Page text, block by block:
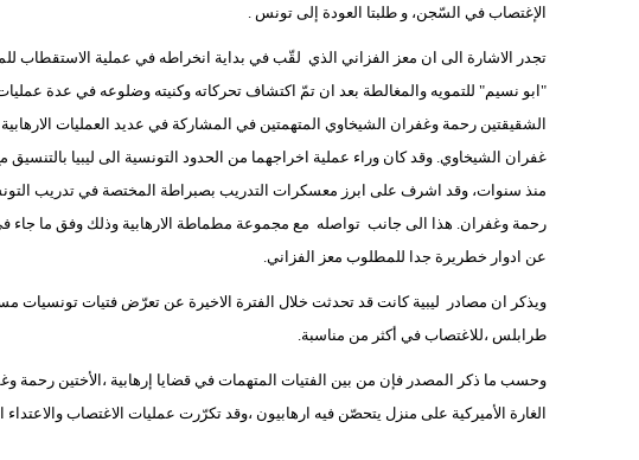
الإغتصاب في السّجن، و طلبتا العودة إلى تونس .
تجدر الاشارة الى ان معز الفزاني الذي لقّب في بداية انخراطه في عملية الاستقطاب
"ابو نسيم" للتمويه والمغالطة بعد ان تمّ اكتشاف تحركاته وكنيته وضلوعه في عدة
الشقيقتين رحمة وغفران الشيخاوي المتهمتين في المشاركة في عديد العمليات
غفران الشيخاوي. وقد كان وراء عملية اخراجهما من الحدود التونسية الى ليبيا بالتنسيق
منذ سنوات، وقد اشرف على ابرز معسكرات التدريب بصبراطة المختصة في تدريب
رحمة وغفران. هذا الى جانب تواصله مع مجموعة مطماطة الارهابية وذلك وفق ما جاء
عن ادوار خطريرة جدا للمطلوب معز الفزاني.
ويذكر ان مصادر ليبية كانت قد تحدثت خلال الفترة الاخيرة عن تعرّض فتيات تونسيات
طرابلس ،للاغتصاب في أكثر من مناسبة.
وحسب ما ذكر المصدر فإن من بين الفتيات المتهمات في قضايا إرهابية ،الأختين رحمة
الغارة الأميركية على منزل يتحصّن فيه ارهابيون ،وقد تكرّرت عمليات الاغتصاب